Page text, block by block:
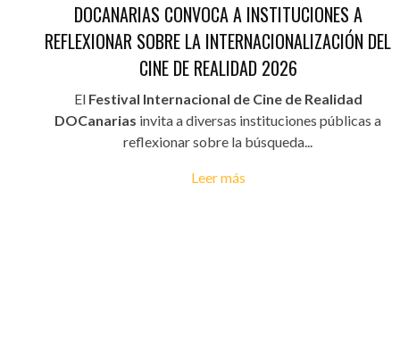
DOCANARIAS CONVOCA A INSTITUCIONES A
REFLEXIONAR SOBRE LA INTERNACIONALIZACIÓN DEL
CINE DE REALIDAD 2026
El Festival Internacional de Cine de Realidad
DOCanarias invita a diversas instituciones públicas a
reflexionar sobre la búsqueda...
Leer más